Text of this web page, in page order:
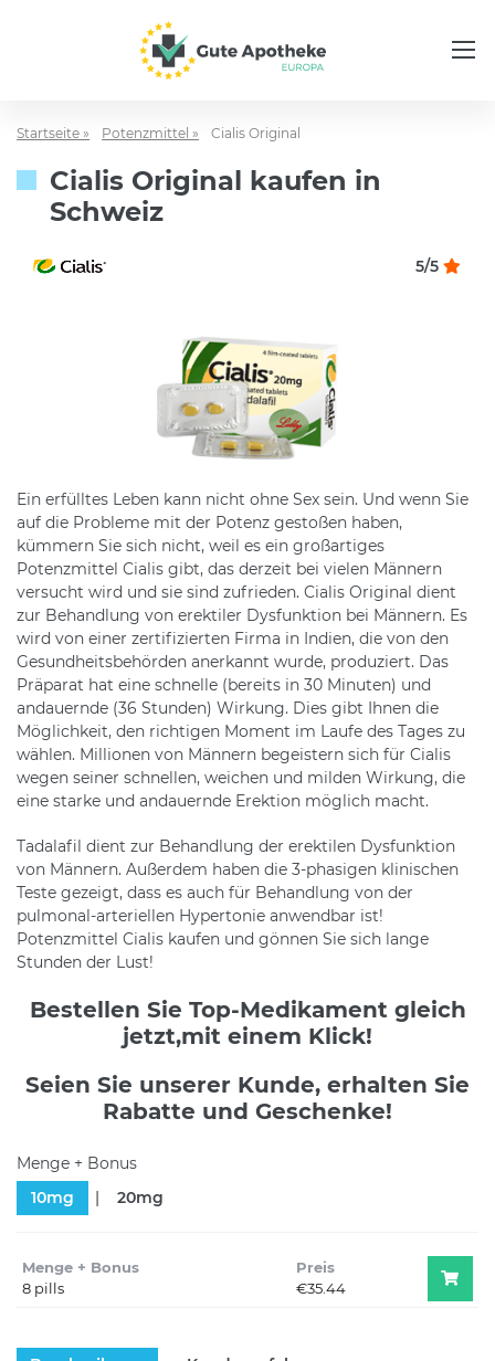
Startseite » Potenzmittel » Cialis Original
Cialis Original kaufen in
Schweiz
5/5
Ein erfülltes Leben kann nicht ohne Sex sein. Und wenn Sie
auf die Probleme mit der Potenz gestoßen haben,
kümmern Sie sich nicht, weil es ein großartiges
Potenzmittel Cialis gibt, das derzeit bei vielen Männern
versucht wird und sie sind zufrieden. Cialis Original dient
zur Behandlung von erektiler Dysfunktion bei Männern. Es
wird von einer zertifizierten Firma in Indien, die von den
Gesundheitsbehörden anerkannt wurde, produziert. Das
Präparat hat eine schnelle (bereits in 30 Minuten) und
andauernde (36 Stunden) Wirkung. Dies gibt Ihnen die
Möglichkeit, den richtigen Moment im Laufe des Tages zu
wählen. Millionen von Männern begeistern sich für Cialis
wegen seiner schnellen, weichen und milden Wirkung, die
eine starke und andauernde Erektion möglich macht.
Tadalafil dient zur Behandlung der erektilen Dysfunktion
von Männern. Außerdem haben die 3-phasigen klinischen
Teste gezeigt, dass es auch für Behandlung von der
pulmonal-arteriellen Hypertonie anwendbar ist!
Potenzmittel Cialis kaufen und gönnen Sie sich lange
Stunden der Lust!
Bestellen Sie Top-Medikament gleich
jetzt,mit einem Klick!
Seien Sie unserer Kunde, erhalten Sie
Rabatte und Geschenke!
Menge + Bonus
10mg
20mg
Menge + Bonus
8 pills
Preis
€35.44